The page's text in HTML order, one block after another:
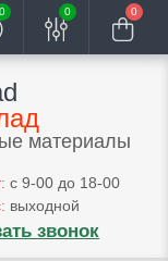
0 0 0
материалы
с 9-00 до 18-00
выходной
звонок